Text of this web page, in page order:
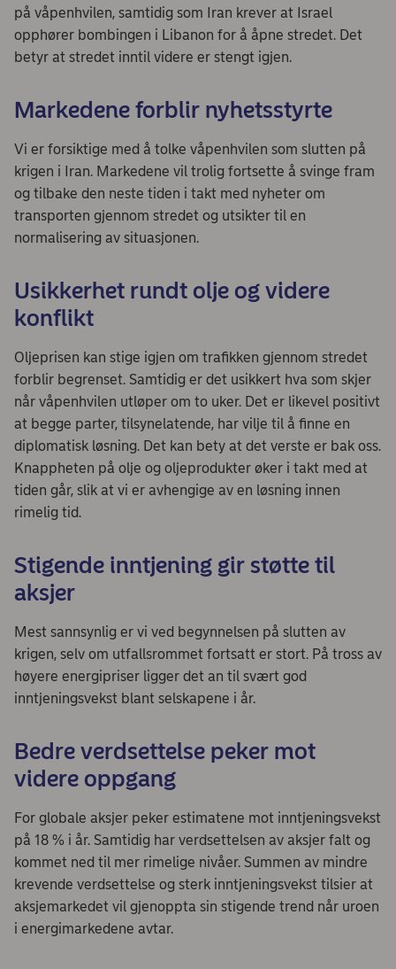
på våpenhvilen, samtidig som Iran krever at Israel
opphører bombingen i Libanon for å åpne stredet. Det
betyr at stredet inntil videre er stengt igjen.
Markedene forblir nyhetsstyrte
Vi er forsiktige med å tolke våpenhvilen som slutten på
krigen i Iran. Markedene vil trolig fortsette å svinge fram
og tilbake den neste tiden i takt med nyheter om
transporten gjennom stredet og utsikter til en
normalisering av situasjonen.
Usikkerhet rundt olje og videre
konflikt
Oljeprisen kan stige igjen om trafikken gjennom stredet
forblir begrenset. Samtidig er det usikkert hva som skjer
når våpenhvilen utløper om to uker. Det er likevel positivt
at begge parter, tilsynelatende, har vilje til å finne en
diplomatisk løsning. Det kan bety at det verste er bak oss.
Knappheten på olje og oljeprodukter øker i takt med at
tiden går, slik at vi er avhengige av en løsning innen
rimelig tid.
Stigende inntjening gir støtte til
aksjer
Mest sannsynlig er vi ved begynnelsen på slutten av
krigen, selv om utfallsrommet fortsatt er stort. På tross av
høyere energipriser ligger det an til svært god
inntjeningsvekst blant selskapene i år.
Bedre verdsettelse peker mot
videre oppgang
For globale aksjer peker estimatene mot inntjeningsvekst
på 18 % i år. Samtidig har verdsettelsen av aksjer falt og
kommet ned til mer rimelige nivåer. Summen av mindre
krevende verdsettelse og sterk inntjeningsvekst tilsier at
aksjemarkedet vil gjenoppta sin stigende trend når uroen
i energimarkedene avtar.